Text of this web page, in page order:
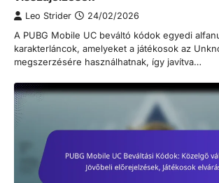
Leo Strider 24/02/2026
A PUBG Mobile UC beváltó kódok egyedi
karakterláncok, amelyeket a játékosok az
megszerzésére használhatnak, így javítva…